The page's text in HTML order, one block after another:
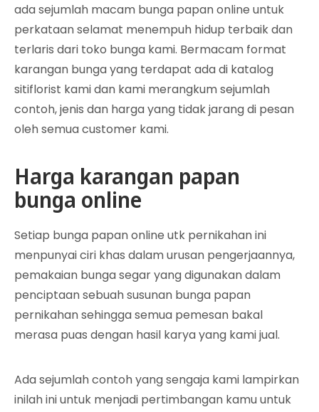
ada sejumlah macam bunga papan online untuk
perkataan selamat menempuh hidup terbaik dan
terlaris dari toko bunga kami. Bermacam format
karangan bunga yang terdapat ada di katalog
sitiflorist kami dan kami merangkum sejumlah
contoh, jenis dan harga yang tidak jarang di pesan
oleh semua customer kami.
Harga karangan papan
bunga online
Setiap bunga papan online utk pernikahan ini
menpunyai ciri khas dalam urusan pengerjaannya,
pemakaian bunga segar yang digunakan dalam
penciptaan sebuah susunan bunga papan
pernikahan sehingga semua pemesan bakal
merasa puas dengan hasil karya yang kami jual.
Ada sejumlah contoh yang sengaja kami lampirkan
inilah ini untuk menjadi pertimbangan kamu untuk